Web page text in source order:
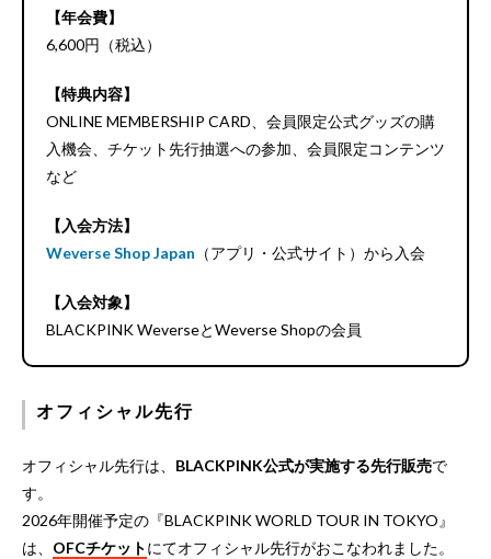
【年会費】
6,600円（税込）
【特典内容】
ONLINE MEMBERSHIP CARD、会員限定公式グッズの購
入機会、チケット先行抽選への参加、会員限定コンテンツ
など
【入会方法】
Weverse Shop Japan （アプリ・公式サイト）から入会
【入会対象】
BLACKPINK WeverseとWeverse Shopの会員
オフィシャル先行
オフィシャル先行は、 BLACKPINK公式が実施する先行販売で
す。
2026年開催予定の『BLACKPINK WORLD TOUR IN TOKYO』
は、 OFCチケットにてオフィシャル先行がおこなわれました。